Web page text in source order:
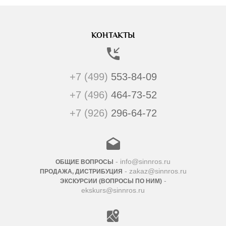
КОНТАКТЫ
+7 (499) 553-84-09
+7 (496) 464-73-52
+7 (926) 296-64-72
ОБЩИЕ ВОПРОСЫ - info@sinnros.ru
ПРОДАЖА, ДИСТРИБУЦИЯ - zakaz@sinnros.ru
ЭКСКУРСИИ (ВОПРОСЫ ПО НИМ)-
ekskurs@sinnros.ru